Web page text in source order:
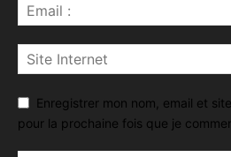
Enregistrer mon nom, email et
pour la prochaine fois que je